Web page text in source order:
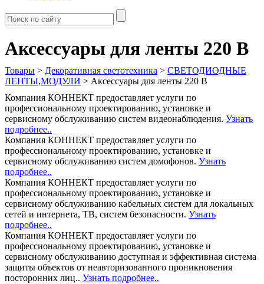
Аксессуары для ленты 220 В
Товары > Декоративная светотехника > СВЕТОДИОДНЫЕ
ЛЕНТЫ,МОДУЛИ > Аксессуары для ленты 220 В
Компания КОННЕКТ предоставляет услуги по
профессиональному проектированию, установке и
сервисному обслуживанию систем видеонаблюдения. Узнать
подробнее..
Компания КОННЕКТ предоставляет услуги по
профессиональному проектированию, установке и
сервисному обслуживанию систем домофонов. Узнать
подробнее..
Компания КОННЕКТ предоставляет услуги по
профессиональному проектированию, установке и
сервисному обслуживанию кабельных систем для локальных
сетей и интернета, ТВ, систем безопасности. Узнать
подробнее..
Компания КОННЕКТ предоставляет услуги по
профессиональному проектированию, установке и
сервисному обслуживанию доступная и эффективная система
защиты объектов от неавторизованного проникновения
посторонних лиц.. Узнать подробнее..